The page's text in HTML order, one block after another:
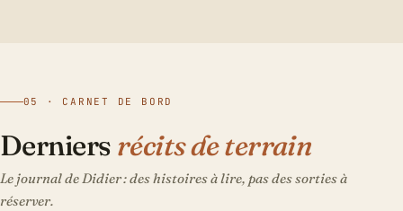
05 · CARNET DE BORD
Derniers récits de terrain
Le journal de Didier : des histoires à lire, pas des sorties à
réserver.